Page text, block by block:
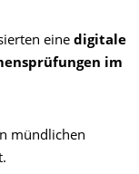
eine digitale
im
mündlichen